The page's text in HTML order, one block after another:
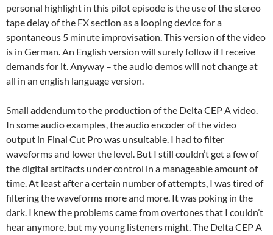
personal highlight in this pilot episode is the use of the stereo
tape delay of the FX section as a looping device for a
spontaneous 5 minute improvisation. This version of the video
is in German. An English version will surely follow if I receive
demands for it. Anyway – the audio demos will not change at
all in an english language version.
Small addendum to the production of the Delta CEP A video.
In some audio examples, the audio encoder of the video
output in Final Cut Pro was unsuitable. I had to filter
waveforms and lower the level. But I still couldn’t get a few of
the digital artifacts under control in a manageable amount of
time. At least after a certain number of attempts, I was tired of
filtering the waveforms more and more. It was poking in the
dark. I knew the problems came from overtones that I couldn’t
hear anymore, but my young listeners might. The Delta CEP A